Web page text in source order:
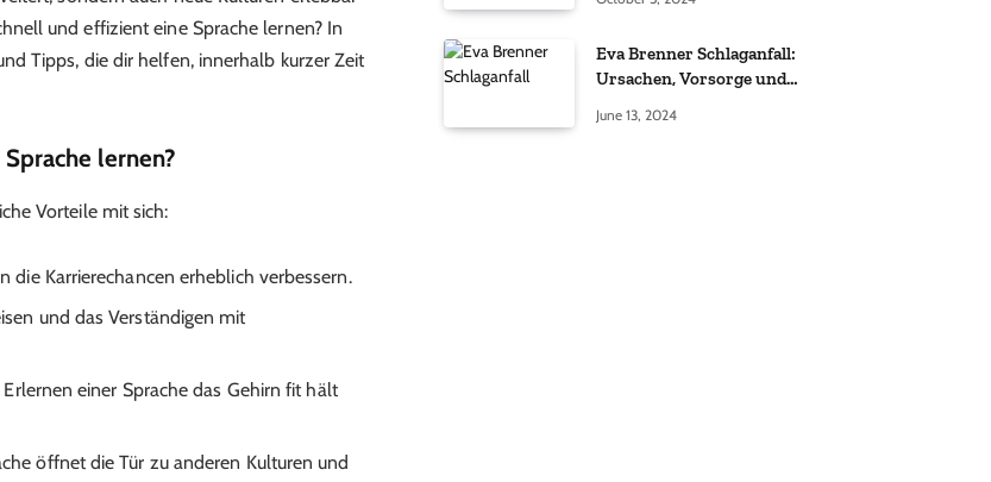
und effizient eine Sprache lernen? In
Tipps, die dir helfen, innerhalb kurzer Zeit
lernen?
Vorteile mit sich:
die Karrierechancen erheblich verbessern.
und das Verständigen mit
einer Sprache das Gehirn fit hält
öffnet die Tür zu anderen Kulturen und
Gerüchten
Eva Brenner Schlaganfall:
Ursachen, Vorsorge und
June 13, 2024